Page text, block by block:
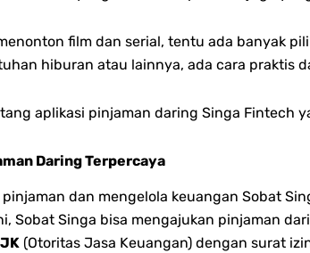
film dan serial, tentu ada banyak
hiburan atau lainnya, ada cara praktis
aplikasi pinjaman daring Singa Fintech
Daring Terpercaya
dan mengelola keuangan Sobat
Sobat Singa bisa mengajukan pinjaman
(Otoritas Jasa Keuangan) dengan surat